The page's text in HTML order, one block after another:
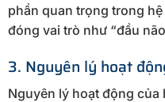
phần quan trọng trong
đóng vai trò như “đầu
3. Nguyên lý hoạt
Nguyên lý hoạt động